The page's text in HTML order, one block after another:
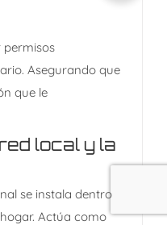
permisos
Asegurando que
que le
local y la
se instala dentro
Actúa como